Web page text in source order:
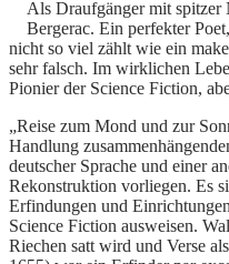
Als Draufgänger mit spitzer
Bergerac. Ein perfekter
nicht so viel zählt wie ein
sehr falsch. Im wirklichen
Pionier der Science Fiction,
„Reise zum Mond und zur
Handlung
deutscher Sprache und einer
Rekonstruktion vorliegen. Es
Erfindungen und
Science Fiction ausweisen.
Riechen satt wird und Verse